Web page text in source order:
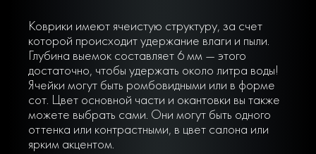
Коврики имеют ячеистую структуру, за счет
которой происходит удержание влаги и пыли.
Глубина выемок составляет 6 мм — этого
достаточно, чтобы удержать около литра воды!
Ячейки могут быть ромбовидными или в форме
сот. Цвет основной части и окантовки вы также
можете выбрать сами. Они могут быть одного
оттенка или контрастными, в цвет салона или
ярким акцентом.